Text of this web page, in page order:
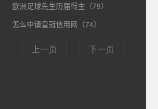
欧洲足球先生历届得主（79）
怎么申请皇冠信用网（74）
上一页 下一页